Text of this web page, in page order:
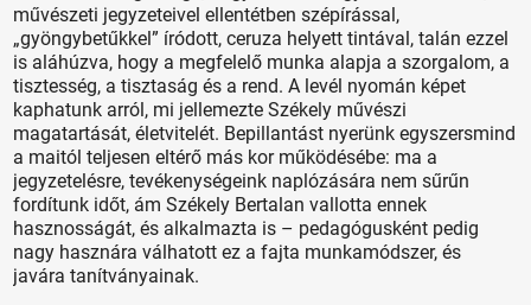
művészeti jegyzeteivel ellentétben szépírással,
„gyöngybetűkkel” íródott, ceruza helyett tintával, talán ezzel
is aláhúzva, hogy a megfelelő munka alapja a szorgalom, a
tisztesség, a tisztaság és a rend. A levél nyomán képet
kaphatunk arról, mi jellemezte Székely művészi
magatartását, életvitelét. Bepillantást nyerünk egyszersmind
a maitól teljesen eltérő más kor működésébe: ma a
jegyzetelésre, tevékenységeink naplózására nem sűrűn
fordítunk időt, ám Székely Bertalan vallotta ennek
hasznosságát, és alkalmazta is – pedagógusként pedig
nagy hasznára válhatott ez a fajta munkamódszer, és
javára tanítványainak.